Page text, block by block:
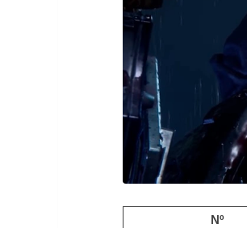
Nº